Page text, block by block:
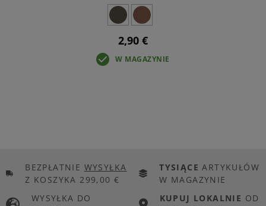
2,90 €
W MAGAZYNIE
BEZPŁATNIE WYSYŁKA
Z KOSZYKA 299,00 €
TYSIĄCE ARTYKUŁÓW
W MAGAZYNIE
WYSYŁKA DO
KUPUJ LOKALNIE OD